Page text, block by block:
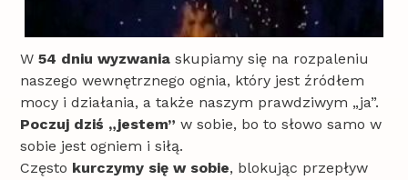
W54 dniu wyzwania skupiamy się na rozpaleniu
naszego wewnętrznego ognia, który jest źródłem
mocy i działania, a także naszym prawdziwym „ja”.
Poczuj dziś „jestem” w sobie, bo to słowo samo w
sobie jest ogniem i siłą.
Często kurczymy się w sobie, blokując przepływ